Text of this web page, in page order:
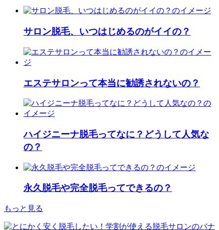
サロン脱毛、いつはじめるのがイイの？
エステサロンって本当に勧誘されないの？
ハイジニーナ脱毛ってなに？どうして人気な
の？
永久脱毛や完全脱毛ってできるの？
もっと見る